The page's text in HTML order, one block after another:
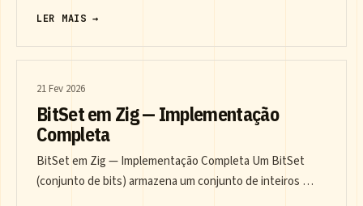
LER MAIS →
21 Fev 2026
BitSet em Zig — Implementação
Completa
BitSet em Zig — Implementação Completa Um BitSet
(conjunto de bits) armazena um conjunto de inteiros …